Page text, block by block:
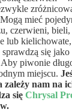
mieć
czerwieni,
lub
sprawdzą się
piwonie
miejscu.
zależy nam na
się Chrysal